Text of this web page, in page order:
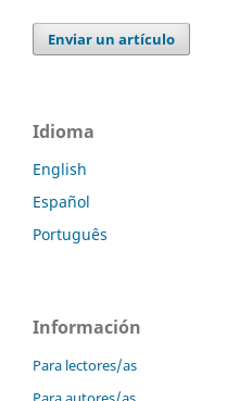
Enviar un artículo
Idioma
English
Español
Português
Información
Para lectores/as